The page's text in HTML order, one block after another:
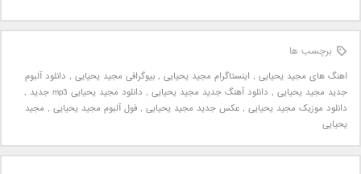
برچسب ها
اهنگ های مجید یحیایی , اینستاگرام مجید یحیایی , بیوگرافی مجید یحیایی , دانلود آلبوم
جدید مجید یحیایی , دانلود آهنگ جدید مجید یحیایی , دانلود مجید یحیایی mp3 جدید
,
دانلود موزیک مجید یحیایی , عکس جدید مجید یحیایی , فول آلبوم مجید یحیایی , مجید
یحیایی